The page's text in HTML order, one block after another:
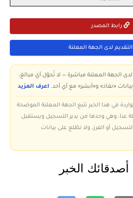
رابط المصدر
لدى الجهة المعلنة
لدى الجهة المعلنة مباشرة — لا تُحوّل أي مبالغ،
«نفاذ» و«أبشر» مع أي أحد. اعرف المزيد
في هذا الخبر تتبع الجهة المعلنة الموضحة
عنا، وهي وحدها من يدير التسجيل ويستقبل
أو الفرز، ولا نطّلع على بيانات
الخبر